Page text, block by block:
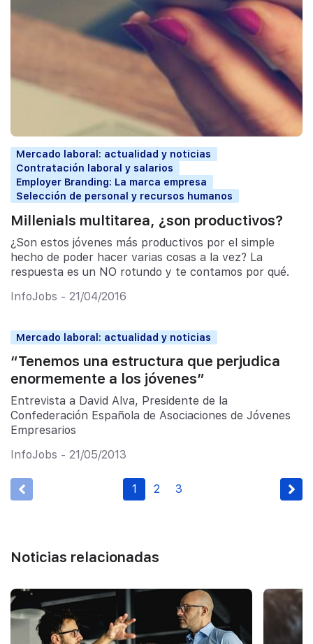
Mercado laboral: actualidad y noticias
Contratación laboral y salarios
Employer Branding: La marca empresa
Selección de personal y recursos humanos
Millenials multitarea, ¿son productivos?
¿Son estos jóvenes más productivos por el simple
hecho de poder hacer varias cosas a la vez? La
respuesta es un NO rotundo y te contamos por qué.
InfoJobs - 21/04/2016
Mercado laboral: actualidad y noticias
“Tenemos una estructura que perjudica
enormemente a los jóvenes”
Entrevista a David Alva, Presidente de la
Confederación Española de Asociaciones de Jóvenes
Empresarios
InfoJobs - 21/05/2013
1 2 3
Noticias relacionadas